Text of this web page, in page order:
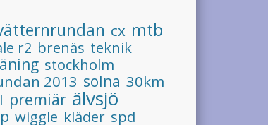
cx mtb
r2 brenäs teknik
stockholm
2013 solna 30km
premiär älvsjö
wiggle kläder spd